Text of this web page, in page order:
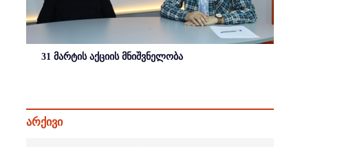
31 მარტის აქციის მნიშვნელობა
არქივი